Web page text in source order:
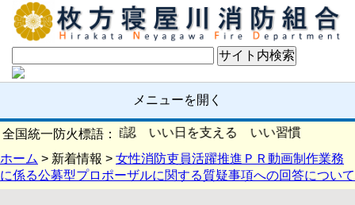
メニューを開く
全国統一防火標語：火の確認 いい日を支える いい習慣
ホーム > 新着情報 > 女性消防吏員活躍推進ＰＲ動画制作業務
に係る公募型プロポーザルに関する質疑事項への回答について